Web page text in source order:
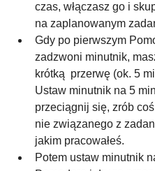
czas, włączasz go i
na zaplanowanym
Gdy po pierwszym
zadzwoni minutnik,
krótką  przerwę (ok. 5
Ustaw minutnik na 5
przeciągnij się, zrób
nie związanego z
jakim pracowałeś.
Potem ustaw minutnik